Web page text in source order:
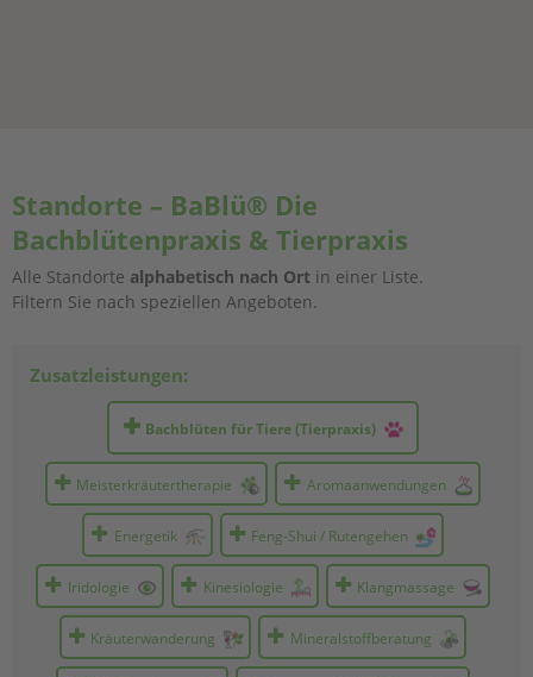
Standorte – BaBlü® Die
Bachblütenpraxis & Tierpraxis
Alle Standorte alphabetisch nach Ort in einer Liste.
Filtern Sie nach speziellen Angeboten.
Zusatzleistungen:
Bachblüten für Tiere (Tierpraxis)
Meisterkräutertherapie Aromaanwendungen
Energetik Feng-Shui / Rutengehen
Iridologie Kinesiologie Klangmassage
Kräuterwanderung Mineralstoffberatung